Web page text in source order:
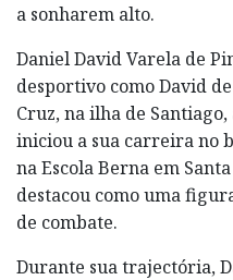
a sonharem alto.
Daniel David Varela de
desportivo como David
Cruz, na ilha de Santiago,
iniciou a sua carreira no
na Escola Berna em
destacou como uma
de combate.
Durante sua trajectória,